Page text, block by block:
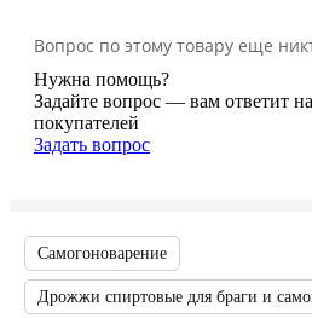
Вопрос по этому товару еще
Нужна помощь?
Задайте вопрос — вам ответит
покупателей
Задать вопрос
Самогоноварение
Дрожжи спиртовые для браги и